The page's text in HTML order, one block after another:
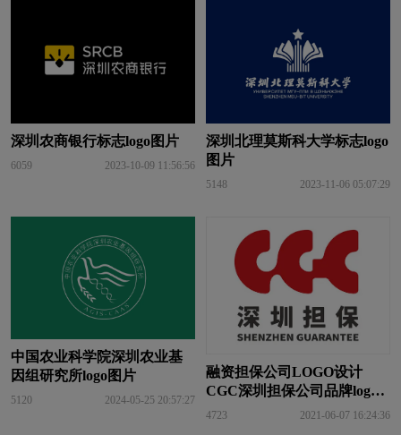
深圳农商银行标志logo图片
6059 2023-10-09 11:56:56
深圳北理莫斯科大学标志logo
图片
5148 2023-11-06 05:07:29
中国农业科学院深圳农业基
因组研究所logo图片
5120 2024-05-25 20:57:27
融资担保公司LOGO设计
CGC深圳担保公司品牌logo
设计
4723 2021-06-07 16:24:36